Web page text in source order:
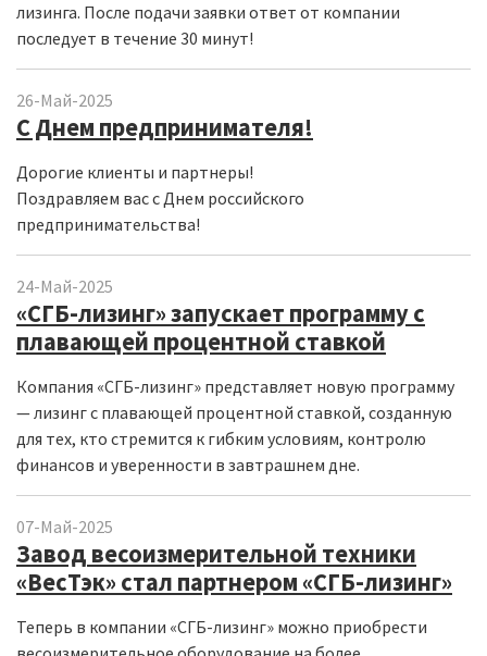
лизинга. После подачи заявки ответ от компании
последует в течение 30 минут!
26-Май-2025
С Днем предпринимателя!
Дорогие клиенты и партнеры!
Поздравляем вас с Днем российского
предпринимательства!
24-Май-2025
«СГБ-лизинг» запускает программу с
плавающей процентной ставкой
Компания «СГБ-лизинг» представляет новую программу
— лизинг с плавающей процентной ставкой, созданную
для тех, кто стремится к гибким условиям, контролю
финансов и уверенности в завтрашнем дне.
07-Май-2025
Завод весоизмерительной техники
«ВесТэк» стал партнером «СГБ-лизинг»
Теперь в компании «СГБ-лизинг» можно приобрести